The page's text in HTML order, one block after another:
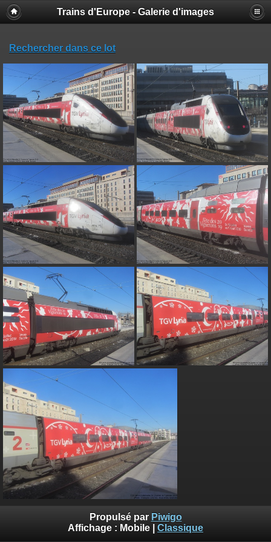
Trains d'Europe - Galerie d'images
Rechercher dans ce lot
Propulsé par Piwigo
Affichage : Mobile Classique